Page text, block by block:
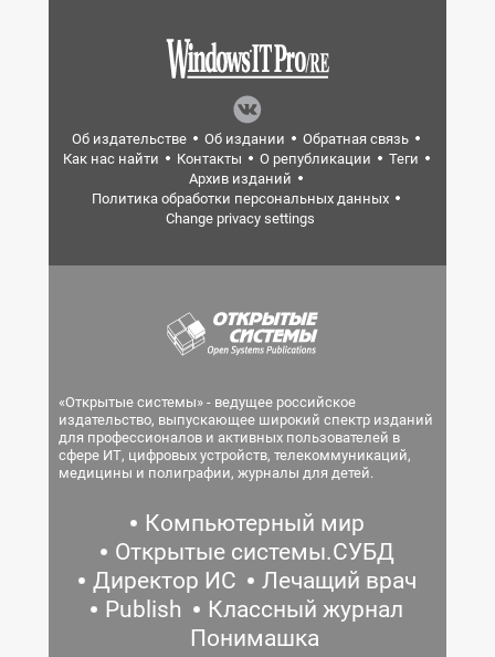
Об издательстве Об издании
Обратная связь
Как нас найти
Контакты О републикации
Теги
Архив изданий
Политика обработки персональных данных
Change privacy settings
«Открытые системы» - ведущее российское
издательство, выпускающее широкий спектр изданий
для профессионалов и активных пользователей в
сфере ИТ, цифровых устройств, телекоммуникаций,
медицины и полиграфии, журналы для детей.
Компьютерный мир
Открытые системы.СУБД
Директор ИС
Лечащий врач
Publish
Классный журнал
Понимашка